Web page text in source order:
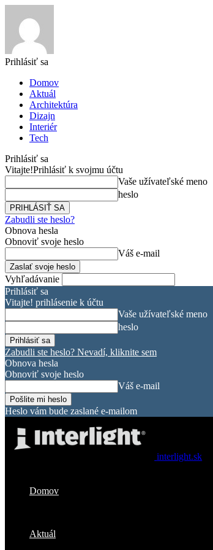
Prihlásiť sa
Domov
Aktuál
Architektúra
Dizajn
Interiér
Tech
Prihlásiť sa
Vitajte!Prihlásiť k svojmu účtu
Vaše užívateľské meno
heslo
Zabudli ste heslo?
Obnova hesla
Obnoviť svoje heslo
Váš e-mail
Vyhľadávanie
Prihlásiť sa
Vitajte! prihlásenie k účtu
Vaše užívateľské meno
heslo
Zabudli ste heslo? Nevadí, kliknite sem
Obnova hesla
Obnoviť svoje heslo
Váš e-mail
Heslo vám bude zaslané e-mailom
interlight.sk
Domov
Aktuál